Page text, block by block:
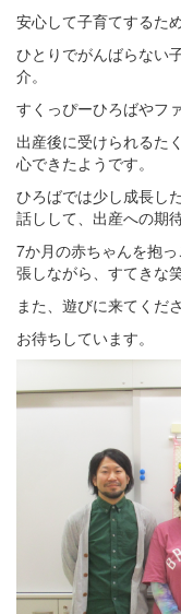
安心して子育てするた
ひとりでがんばらない
介。
すくっぴーひろばやフ
出産後に受けられるた
心できたようです。
ひろばでは少し成長し
話しして、出産への期
7か月の赤ちゃんを抱
張しながら、すてきな
また、遊びに来てくだ
お待ちしています。